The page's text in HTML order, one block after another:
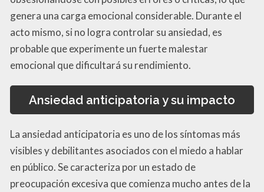
genera una carga emocional considerable. Durante el
acto mismo, si no logra controlar su ansiedad, es
probable que experimente un fuerte malestar
emocional que dificultará su rendimiento.
Ansiedad anticipatoria y su impacto
La ansiedad anticipatoria es uno de los síntomas más
visibles y debilitantes asociados con el miedo a hablar
en público. Se caracteriza por un estado de
preocupación excesiva que comienza mucho antes de la